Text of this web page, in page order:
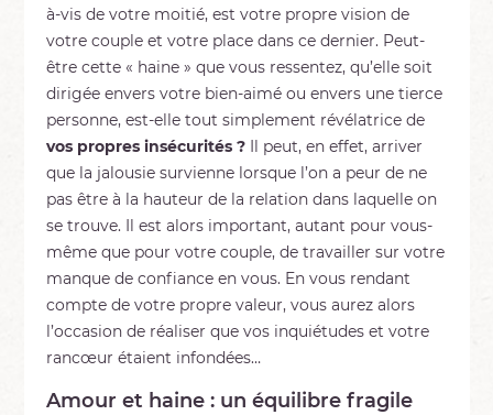
à-vis de votre moitié, est votre propre vision de
votre couple et votre place dans ce dernier. Peut-
être cette « haine » que vous ressentez, qu’elle soit
dirigée envers votre bien-aimé ou envers une tierce
personne, est-elle tout simplement révélatrice de
vos propres insécurités ?Il peut, en effet, arriver
que la jalousie survienne lorsque l’on a peur de ne
pas être à la hauteur de la relation dans laquelle on
se trouve. Il est alors important, autant pour vous-
même que pour votre couple, de travailler sur votre
manque de confiance en vous. En vous rendant
compte de votre propre valeur, vous aurez alors
l’occasion de réaliser que vos inquiétudes et votre
rancœur étaient infondées…
Amour et haine : un équilibre fragile